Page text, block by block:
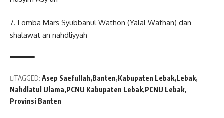
7. Lomba Mars Syubbanul Wathon (Yalal Wathan) dan
shalawat an nahdliyyah
TAGGED: Asep Saefullah Banten Kabupaten Lebak Lebak
Nahdlatul Ulama PCNU Kabupaten Lebak PCNU Lebak
Provinsi Banten